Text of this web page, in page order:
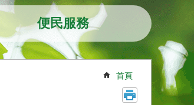
便民服務
首頁